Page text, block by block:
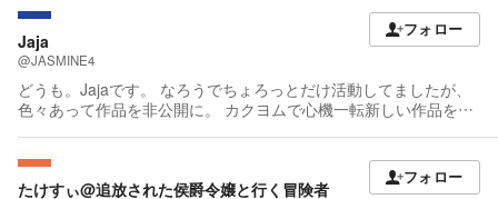
書籍・コミカライズ（予定）
Jaja
@JASMINE4
どうも。Jajaです。 なろうでちょろっとだけ活動してましたが、
色々あって作品を非公開に。 カクヨムで心機一転新しい作品を書
フォロー
たけすぃ@追放された侯爵令嬢と行く冒険者
フォロー